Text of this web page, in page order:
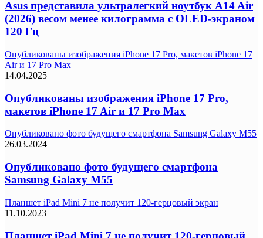
Asus представила ультралегкий ноутбук A14 Air
(2026) весом менее килограмма с OLED-экраном
120 Гц
Опубликованы изображения iPhone 17 Pro, макетов iPhone 17
Air и 17 Pro Max
14.04.2025
Опубликованы изображения iPhone 17 Pro,
макетов iPhone 17 Air и 17 Pro Max
Опубликовано фото будущего смартфона Samsung Galaxy M55
26.03.2024
Опубликовано фото будущего смартфона
Samsung Galaxy M55
Планшет iPad Mini 7 не получит 120-герцовый экран
11.10.2023